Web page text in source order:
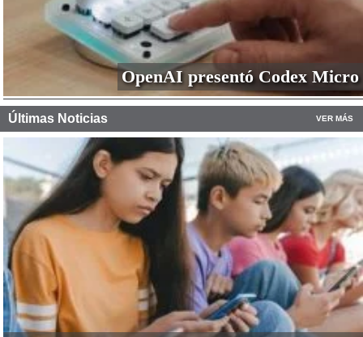
OpenAI presentó Codex Micro
Últimas Noticias VER MÁS